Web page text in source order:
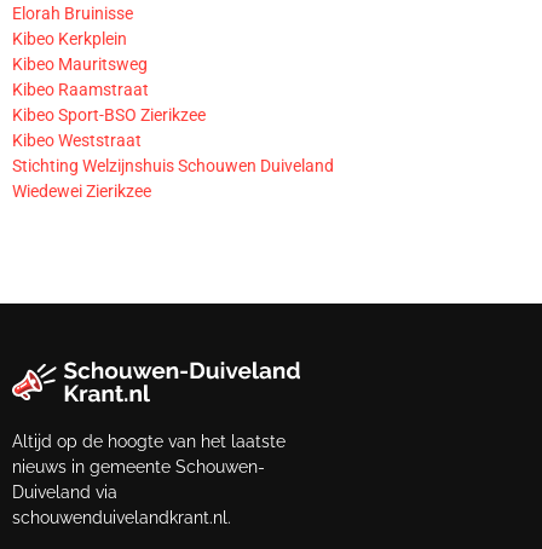
Elorah Bruinisse
Kibeo Kerkplein
Kibeo Mauritsweg
Kibeo Raamstraat
Kibeo Sport-BSO Zierikzee
Kibeo Weststraat
Stichting Welzijnshuis Schouwen Duiveland
Wiedewei Zierikzee
Altijd op de hoogte van het laatste
nieuws in gemeente Schouwen-
Duiveland via
schouwenduivelandkrant.nl.